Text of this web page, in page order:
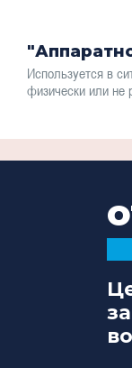
Используется в
физически или не